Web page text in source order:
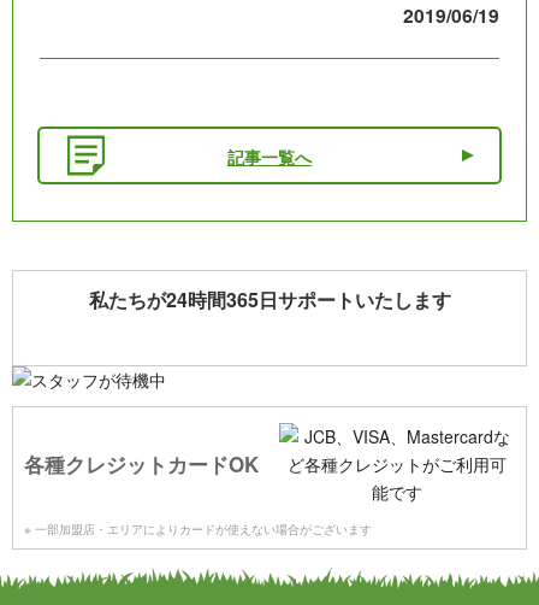
2019/06/19
記事一覧へ
私たちが24時間365日サポートいたします
各種クレジットカードOK
※ 一部加盟店・エリアによりカードが使えない場合がございます